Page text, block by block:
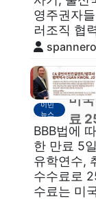
영주권자
러조직 협
이민
뉴스
미
료
BBB법에
한 만료 5
유학연수,
수수료로
수료는 미